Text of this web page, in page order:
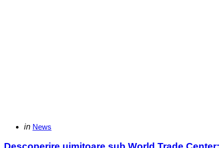
Categories
Posted
in News